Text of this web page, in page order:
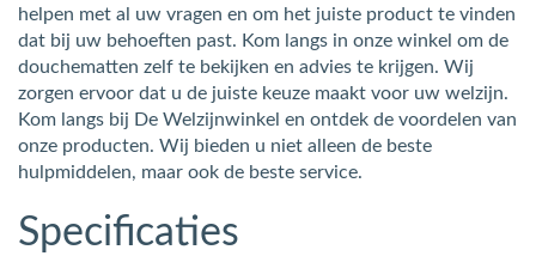
helpen met al uw vragen en om het juiste product te vinden
dat bij uw behoeften past. Kom langs in onze winkel om de
douchematten zelf te bekijken en advies te krijgen. Wij
zorgen ervoor dat u de juiste keuze maakt voor uw welzijn.
Kom langs bij De Welzijnwinkel en ontdek de voordelen van
onze producten. Wij bieden u niet alleen de beste
hulpmiddelen, maar ook de beste service.
Specificaties